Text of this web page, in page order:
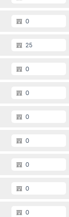
0
25
0
0
0
0
0
0
0